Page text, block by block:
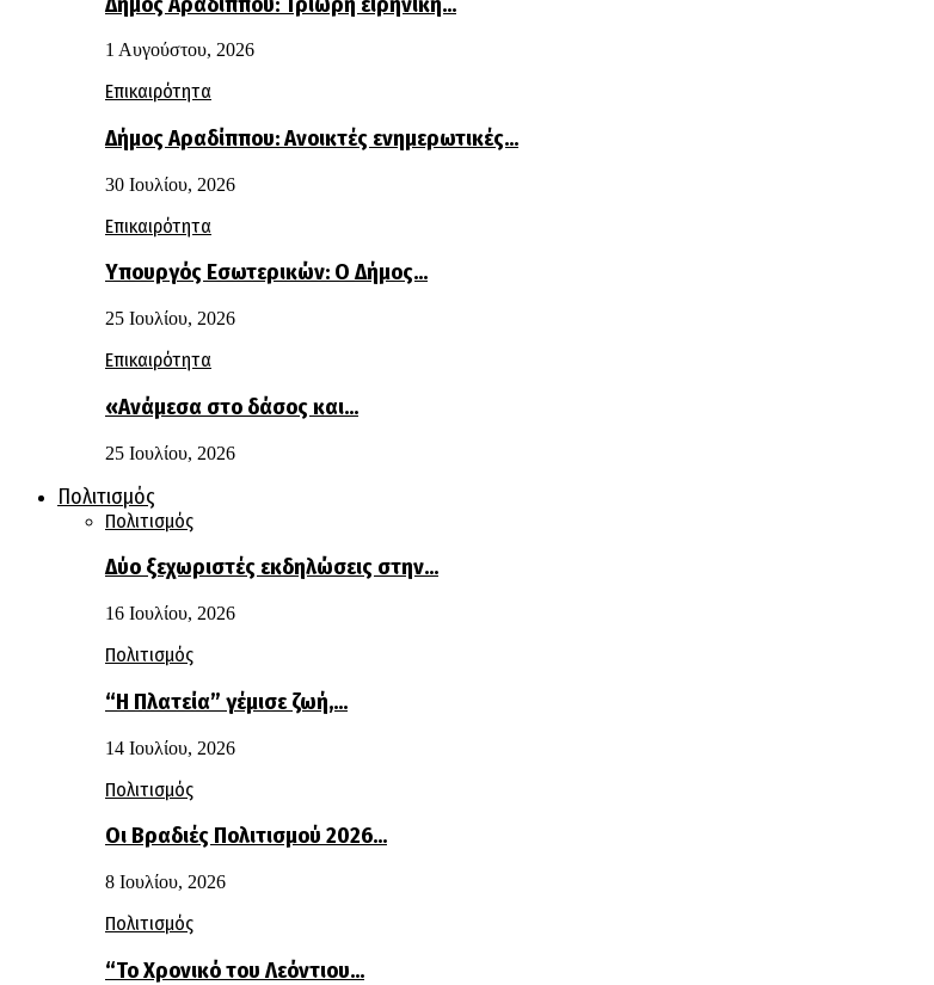
1 Αυγούστου, 2026
Επικαιρότητα
Δήμος Αραδίππου: Ανοικτές ενημερωτικές…
30 Ιουλίου, 2026
Επικαιρότητα
Υπουργός Εσωτερικών: Ο Δήμος…
25 Ιουλίου, 2026
Επικαιρότητα
«Ανάμεσα στο δάσος και…
25 Ιουλίου, 2026
Πολιτισμός
Πολιτισμός
Δύο ξεχωριστές εκδηλώσεις στην…
16 Ιουλίου, 2026
Πολιτισμός
“Η Πλατεία” γέμισε ζωή,…
14 Ιουλίου, 2026
Πολιτισμός
Οι Βραδιές Πολιτισμού 2026…
8 Ιουλίου, 2026
Πολιτισμός
“Το Χρονικό του Λεόντιου…